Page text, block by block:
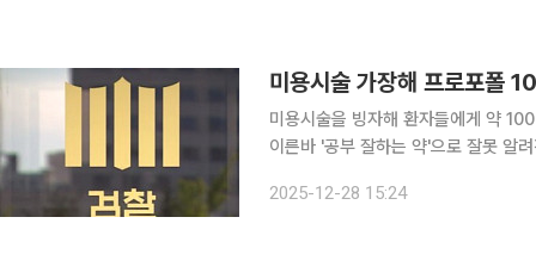
미용시술 가장해 프로포폴
미용시술을 빙자해 환자들에게 약
이른바 '공부 잘하는 약'으로 잘못 알
내용을 담은 '2025년 서울중앙지검
2025-12-28 15:24